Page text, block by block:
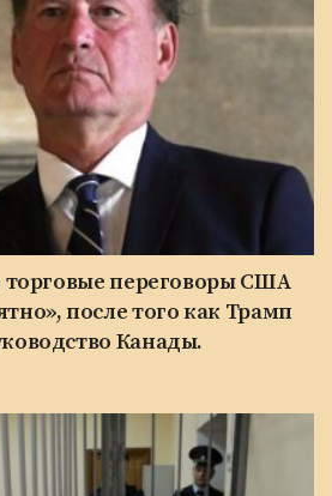
торговые переговоры США
после того как Трамп
Канады.